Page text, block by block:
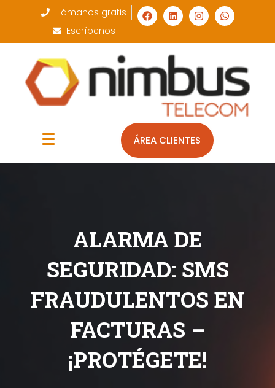
Llámanos gratis
Escríbenos
ÁREA CLIENTES
ALARMA DE
SEGURIDAD: SMS
FRAUDULENTOS EN
FACTURAS –
¡PROTÉGETE!